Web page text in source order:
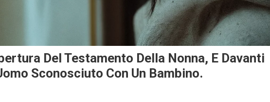
Del Testamento Della Nonna, E Davanti
Sconosciuto Con Un Bambino.